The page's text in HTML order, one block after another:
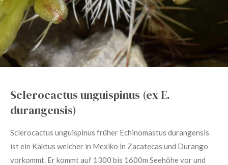
Sclerocactus unguispinus (ex E.
durangensis)
Sclerocactus unguispinus früher Echinomastus durangensis
ist ein Kaktus welcher in Mexiko in Zacatecas und Durango
vorkommt. Er kommt auf 1300 bis 1600m Seehöhe vor und